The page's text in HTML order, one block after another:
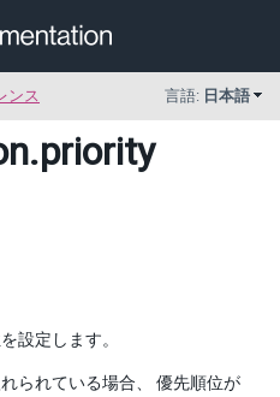
ンス 言語: 日本語
.priority
設定します。
られている場合、 優先順位が